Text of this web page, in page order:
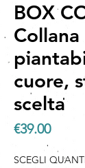
BOX
cuore,
scelta
€39.00Price
SCEGLI